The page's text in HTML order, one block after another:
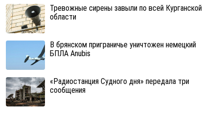
Тревожные сирены завыли по всей Курганской
области
В брянском приграничье уничтожен немецкий
БПЛА Anubis
«Радиостанция Судного дня» передала три
сообщения